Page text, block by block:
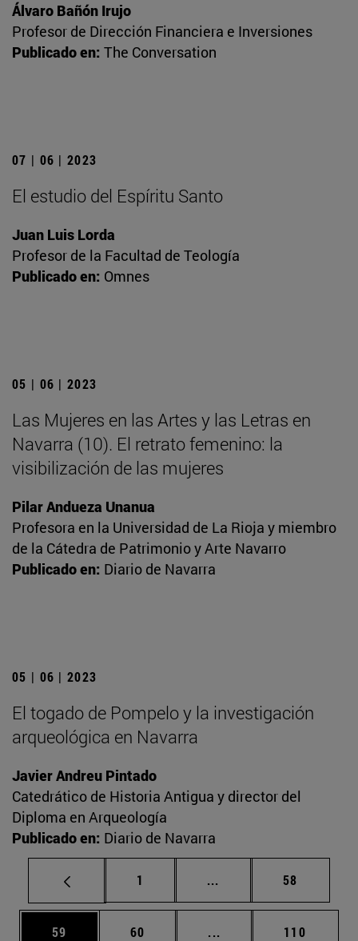
Álvaro Bañón Irujo
Profesor de Dirección Financiera e Inversiones
Publicado en: The Conversation
07 | 06 | 2023
El estudio del Espíritu Santo
Juan Luis Lorda
Profesor de la Facultad de Teología
Publicado en: Omnes
05 | 06 | 2023
Las Mujeres en las Artes y las Letras en
Navarra (10). El retrato femenino: la
visibilización de las mujeres
Pilar Andueza Unanua
Profesora en la Universidad de La Rioja y miembro
de la Cátedra de Patrimonio y Arte Navarro
Publicado en: Diario de Navarra
05 | 06 | 2023
El togado de Pompelo y la investigación
arqueológica en Navarra
Javier Andreu Pintado
Catedrático de Historia Antigua y director del
Diploma en Arqueología
Publicado en: Diario de Navarra
Página
1 ... Páginas intermedias
Página
58
Página
59 Página
60 ... Páginas intermedias
Página
110